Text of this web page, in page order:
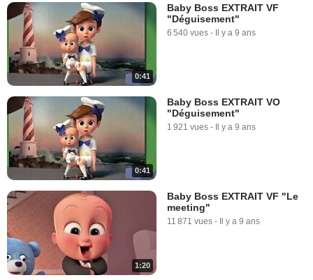
0:41
Baby Boss EXTRAIT VF
"Déguisement"
6 540 vues - Il y a 9 ans
0:41
Baby Boss EXTRAIT VO
"Déguisement"
1 921 vues - Il y a 9 ans
1:20
Baby Boss EXTRAIT VF "Le
meeting"
11 871 vues - Il y a 9 ans